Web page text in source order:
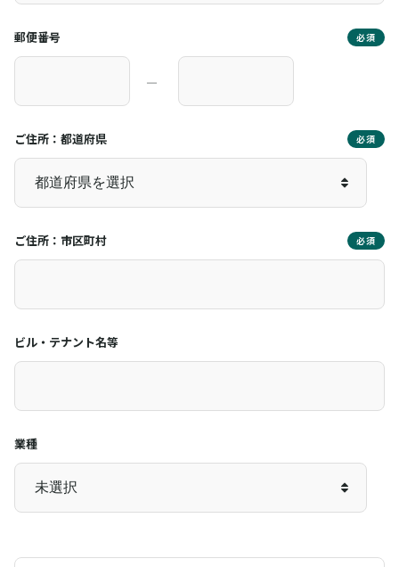
郵便番号 必須
―
ご住所：都道府県 必須
ご住所：市区町村 必須
ビル・テナント名等
業種